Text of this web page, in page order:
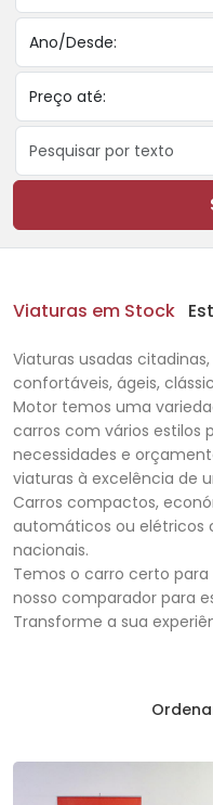
Viaturas em Stock
Viaturas usadas
confortáveis, ágeis,
Motor temos uma
carros com vários estilos
necessidades e
viaturas à excelência de
Carros compactos,
automáticos ou elétricos
nacionais.
Temos o carro certo para
nosso comparador para
Transforme a sua